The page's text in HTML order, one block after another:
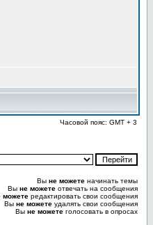
Часовой пояс: GMT + 3
Вы не можете начинать темы
Вы не можете отвечать на сообщения
можете редактировать свои сообщения
Вы не можете удалять свои сообщения
Вы не можете голосовать в опросах